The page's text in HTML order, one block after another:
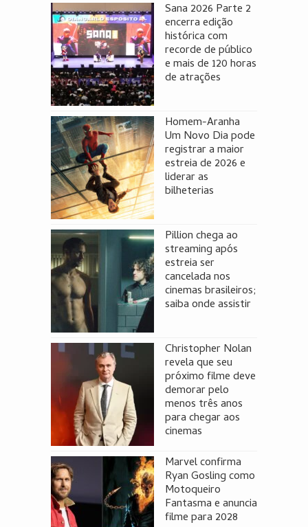
Sana 2026 Parte 2
encerra edição
histórica com
recorde de público
e mais de 120 horas
de atrações
Homem-Aranha
Um Novo Dia pode
registrar a maior
estreia de 2026 e
liderar as
bilheterias
Pillion chega ao
streaming após
estreia ser
cancelada nos
cinemas brasileiros;
saiba onde assistir
Christopher Nolan
revela que seu
próximo filme deve
demorar pelo
menos três anos
para chegar aos
cinemas
Marvel confirma
Ryan Gosling como
Motoqueiro
Fantasma e anuncia
filme para 2028